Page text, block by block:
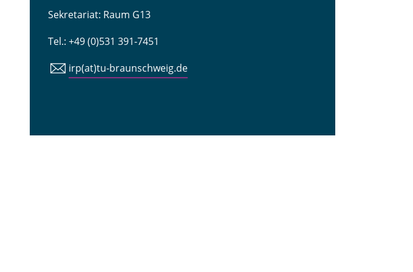
Sekretariat: Raum G13
Tel.: +49 (0)531 391-7451
irp(at)tu-braunschweig.de